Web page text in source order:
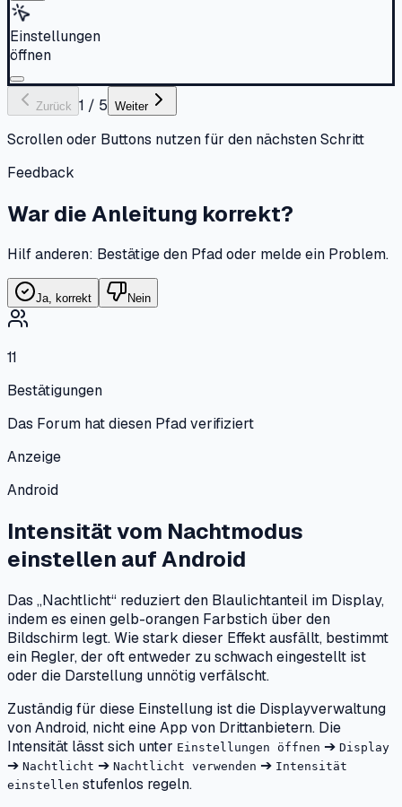
Einstellungen
öffnen
Zurück 1 / 5 Weiter
Scrollen oder Buttons nutzen für den nächsten Schritt
Feedback
War die Anleitung korrekt?
Hilf anderen: Bestätige den Pfad oder melde ein Problem.
Ja, korrekt Nein
11
Bestätigungen
Das Forum hat diesen Pfad verifiziert
Anzeige
Android
Intensität vom Nachtmodus
einstellen aufAndroid
Das „Nachtlicht“ reduziert den Blaulichtanteil im Display,
indem es einen gelb-orangen Farbstich über den
Bildschirm legt. Wie stark dieser Effekt ausfällt, bestimmt
ein Regler, der oft entweder zu schwach eingestellt ist
oder die Darstellung unnötig verfälscht.
Zuständig für diese Einstellung ist die Displayverwaltung
von Android, nicht eine App von Drittanbietern. Die
Intensität lässt sich unter Einstellungen öffnen ➔ Display
➔ Nachtlicht ➔ Nachtlicht verwenden ➔ Intensität
einstellen stufenlos regeln.